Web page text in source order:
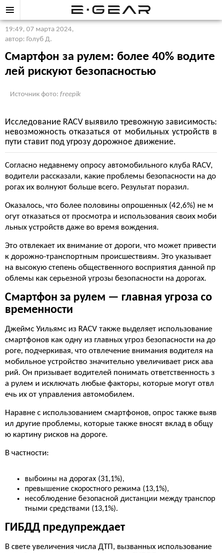
19:49, 07 марта 2024,
автор: Голуб Д.
Смартфон за рулем: более 40% водите
лей рискуют безопасностью
Источник фото: freepik
Исследование RACV выявило тревожную зависимость:
невозможность отказаться от мобильных устройств в
пути ставит под угрозу дорожное движение.
Согласно недавнему опросу автомобильного клуба RACV,
водители рассказали, какие проблемы безопасности на до
рогах их волнуют больше всего. Результат поразил.
Оказалось, что более половины опрошенных (42,6%) не м
огут отказаться от просмотра и использования своих моби
льных устройств даже во время вождения.
Это отвлекает их внимание от дороги, что может привести
к дорожно-транспортным происшествиям. Это указывает
на высокую степень общественного восприятия данной пр
облемы как серьезной угрозы безопасности на дорогах.
Смартфон за рулем — главная угроза со
временности
Джеймс Уильямс из RACV также выделяет использование
смартфонов как одну из главных угроз безопасности на до
роге, подчеркивая, что отвлечение внимания водителя на
мобильное устройство значительно увеличивает риск ава
рий. Он призывает водителей понимать ответственность з
а рулем и исключать любые факторы, которые могут отвл
ечь их от управления автомобилем.
Наравне с использованием смартфонов, опрос также выяв
ил другие проблемы, которые также вносят вклад в общу
ю картину рисков на дороге.
В частности:
выбоины на дорогах (31,1%),
превышение скоростного режима (13,1%),
несоблюдение безопасной дистанции между транспор
тными средствами (13,1%).
ГИБДД предупреждает
В свете увеличения числа ДТП, вызванных использование